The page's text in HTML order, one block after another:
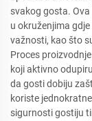
svakog gosta.
u okruženjima
važnosti, kao što
Proces
koji aktivno
da gosti dobiju
koriste
sigurnosti gostiju